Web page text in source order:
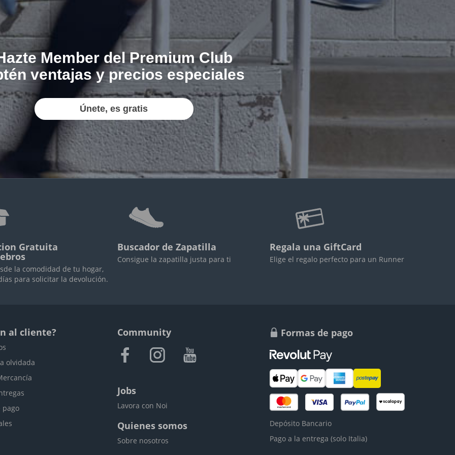
Member del Premium Club
ventajas y precios especiales
Únete, es gratis
Gratuita
la comodidad de tu hogar,
para solicitar la devolución.
Buscador de Zapatilla
Consigue la zapatilla justa para ti
Regala una GiftCard
Elige el regalo perfecto para un Runner
al cliente?
olvidada
pago
Community
Jobs
Lavora con Noi
Quienes somos
Sobre nosotros
Formas de pago
Depósito Bancario
Pago a la entrega (solo Italia)